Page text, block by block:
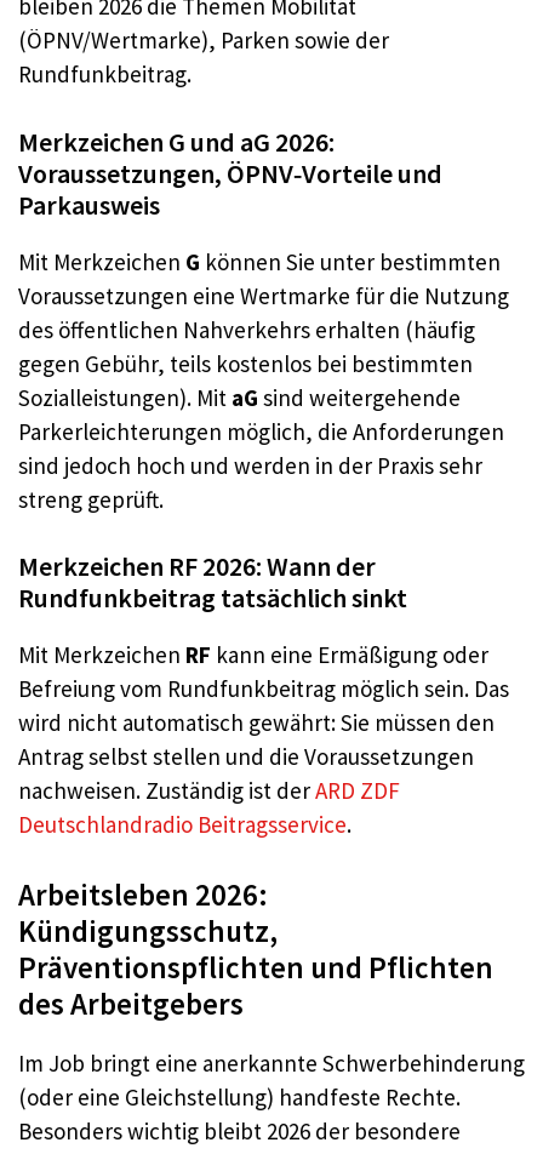
bleiben 2026 die Themen Mobilität
(ÖPNV/Wertmarke), Parken sowie der
Rundfunkbeitrag.
Merkzeichen G und aG 2026:
Voraussetzungen, ÖPNV‑Vorteile und
Parkausweis
Mit Merkzeichen G können Sie unter bestimmten
Voraussetzungen eine Wertmarke für die Nutzung
des öffentlichen Nahverkehrs erhalten (häufig
gegen Gebühr, teils kostenlos bei bestimmten
Sozialleistungen). Mit aG sind weitergehende
Parkerleichterungen möglich, die Anforderungen
sind jedoch hoch und werden in der Praxis sehr
streng geprüft.
Merkzeichen RF 2026: Wann der
Rundfunkbeitrag tatsächlich sinkt
Mit Merkzeichen RF kann eine Ermäßigung oder
Befreiung vom Rundfunkbeitrag möglich sein. Das
wird nicht automatisch gewährt: Sie müssen den
Antrag selbst stellen und die Voraussetzungen
nachweisen. Zuständig ist derARD ZDF
Deutschlandradio Beitragsservice.
Arbeitsleben 2026:
Kündigungsschutz,
Präventionspflichten und Pflichten
des Arbeitgebers
Im Job bringt eine anerkannte Schwerbehinderung
(oder eine Gleichstellung) handfeste Rechte.
Besonders wichtig bleibt 2026 der besondere